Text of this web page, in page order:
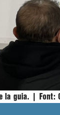
la guia. | Font: